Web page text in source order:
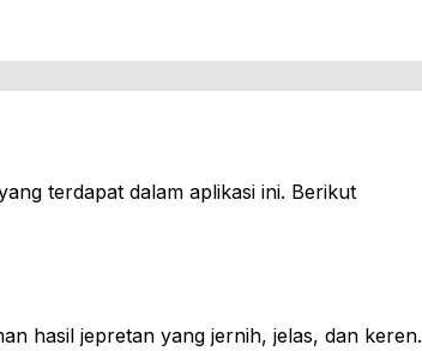
terdapat dalam aplikasi ini. Berikut
hasil jepretan yang jernih, jelas, dan keren.